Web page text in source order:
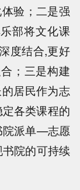
验；二是强
部将文化课
度结合,更好
；三是构建
居民作为志
各类课程的
院派单—志愿
院的可持续